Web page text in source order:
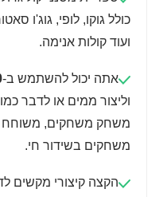
כולל גוקו, לופי, גוג'ו
ועוד קולות אנימה.
אתה יכול להשתמש ב-
וליצור ממים או לדבר
משחק משחקים, משוחח
משחקים בשידור חי.
הקצה קיצורי מקשים